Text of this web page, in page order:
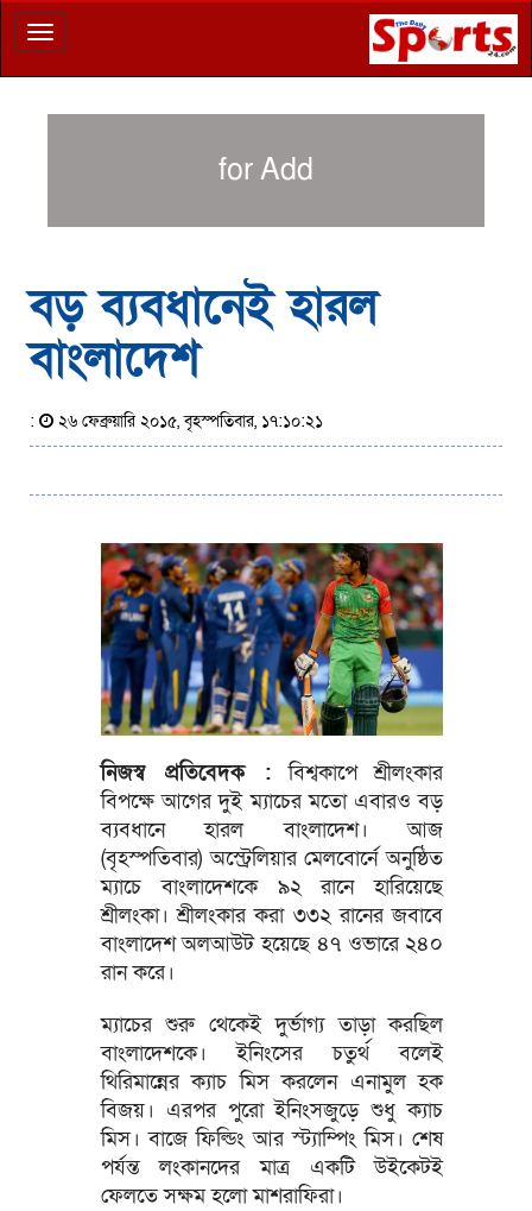
Toggle
navigation
for Add
বড় ব্যবধানেই হারল
বাংলাদেশ
: ২৬ ফেব্রুয়ারি ২০১৫, বৃহস্পতিবার, ১৭:১০:২১
নিজস্ব প্রতিবেদক : বিশ্বকাপে শ্রীলংকার
বিপক্ষে আগের দুই ম্যাচের মতো এবারও বড়
ব্যবধানে হারল বাংলাদেশ। আজ
(বৃহস্পতিবার) অস্ট্রেলিয়ার মেলবোর্নে অনুষ্ঠিত
ম্যাচে বাংলাদেশকে ৯২ রানে হারিয়েছে
শ্রীলংকা। শ্রীলংকার করা ৩৩২ রানের জবাবে
বাংলাদেশ অলআউট হয়েছে ৪৭ ওভারে ২৪০
রান করে।
ম্যাচের শুরু থেকেই দুর্ভাগ্য তাড়া করছিল
বাংলাদেশকে। ইনিংসের চতুর্থ বলেই
থিরিমান্নের ক্যাচ মিস করলেন এনামুল হক
বিজয়। এরপর পুরো ইনিংসজুড়ে শুধু ক্যাচ
মিস। বাজে ফিল্ডিং আর স্ট্যাম্পিং মিস। শেষ
পর্যন্ত লংকানদের মাত্র একটি উইকেটই
ফেলতে সক্ষম হলো মাশরাফিরা।